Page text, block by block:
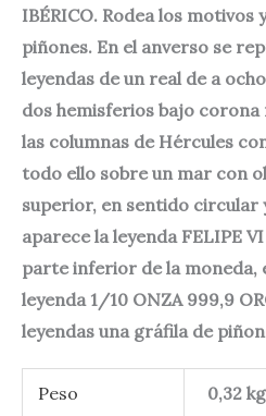
IBÉRICO. Rodea los motivos
piñones. En el anverso se
leyendas de un real de a
dos hemisferios bajo
las columnas de Hércules
todo ello sobre un mar con
superior, en sentido circular
aparece la leyenda FELIPE VI
parte inferior de la moneda,
leyenda 1/10 ONZA 999,9
leyendas una gráfila de
Peso 0,32 kg